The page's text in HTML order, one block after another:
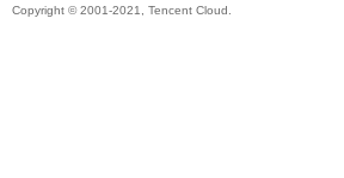
Copyright © 2001-2021, Tencent Cloud.